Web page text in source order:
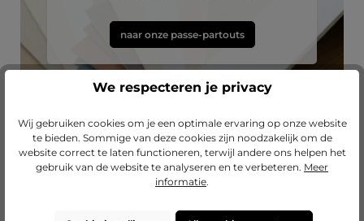
naar onze passe-partouts
We respecteren je privacy
Wij gebruiken cookies om je een optimale ervaring op onze website
te bieden. Sommige van deze cookies zijn noodzakelijk om de
website correct te laten functioneren, terwijl andere ons helpen het
gebruik van de website te analyseren en te verbeteren. Meer
informatie.